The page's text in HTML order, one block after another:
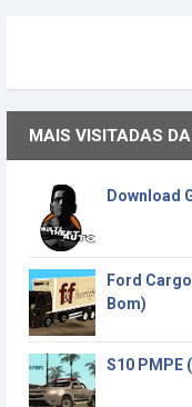
MAIS VISITADAS
Download
Ford
Bom)
S10 PMPE